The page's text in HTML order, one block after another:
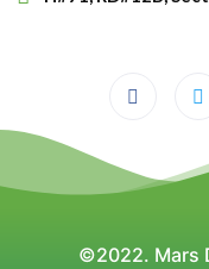
©2022. Mars